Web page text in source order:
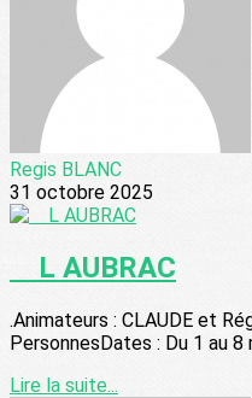
Regis BLANC
31 octobre 2025
L AUBRAC
.Animateurs : CLAUDE et
PersonnesDates : Du 1 au 8
Lire la suite...